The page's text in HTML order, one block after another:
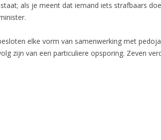
als je meent dat iemand iets strafbaars
elke vorm van samenwerking met
zijn van een particuliere opsporing. Zeven